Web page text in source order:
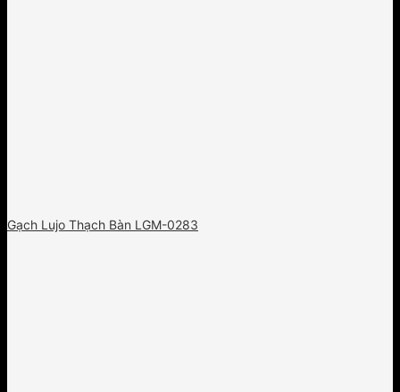
Gạch Lujo Thạch Bàn LGM-0283